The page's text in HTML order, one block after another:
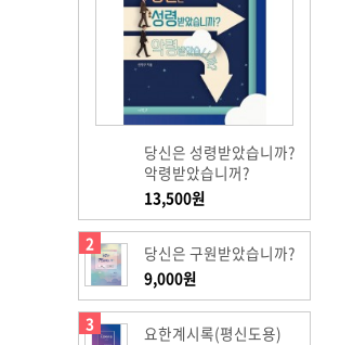
당신은 성령받았습니까?
악령받았습니꺼?
13,500원
2
당신은 구원받았습니까?
9,000원
3
요한계시록(평신도용)